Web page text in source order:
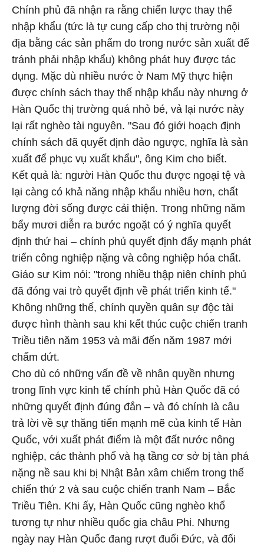
Chính phủ đã nhận ra rằng chiến lược thay thế
nhập khẩu (tức là tự cung cấp cho thị trường nội
địa bằng các sản phẩm do trong nước sản xuất để
tránh phải nhập khẩu) không phát huy được tác
dụng. Mặc dù nhiều nước ở Nam Mỹ thực hiện
được chính sách thay thế nhập khẩu này nhưng ở
Hàn Quốc thị trường quá nhỏ bé, vả lại nước này
lại rất nghèo tài nguyên. "Sau đó giới hoạch định
chính sách đã quyết định đảo ngược, nghĩa là sản
xuất để phục vụ xuất khẩu", ông Kim cho biết.
Kết quả là: người Hàn Quốc thu được ngoại tệ và
lại càng có khả năng nhập khẩu nhiều hơn, chất
lượng đời sống được cải thiện. Trong những năm
bẩy mươi diễn ra bước ngoặt có ý nghĩa quyết
định thứ hai – chính phủ quyết định đẩy mạnh phát
triển công nghiệp nặng và công nghiệp hóa chất.
Giáo sư Kim nói: "trong nhiều thập niên chính phủ
đã đóng vai trò quyết định về phát triển kinh tế."
Không những thế, chính quyền quân sự độc tài
được hình thành sau khi kết thúc cuộc chiến tranh
Triều tiên năm 1953 và mãi đến năm 1987 mới
chấm dứt.
Cho dù có những vấn đề về nhân quyền nhưng
trong lĩnh vực kinh tế chính phủ Hàn Quốc đã có
những quyết định đúng đắn – và đó chính là câu
trả lời về sự thăng tiến mạnh mẽ của kinh tế Hàn
Quốc, với xuất phát điểm là một đất nước nông
nghiệp, các thành phố và hạ tầng cơ sở bị tàn phá
nặng nề sau khi bị Nhật Bản xâm chiếm trong thế
chiến thứ 2 và sau cuộc chiến tranh Nam – Bắc
Triều Tiên. Khi ấy, Hàn Quốc cũng nghèo khổ
tương tự như nhiều quốc gia châu Phi. Nhưng
ngày nay Hàn Quốc đang rượt đuổi Đức, và đối